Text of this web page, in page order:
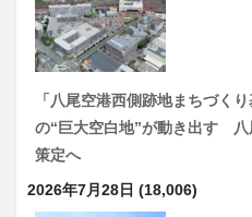
「八尾空港西側跡地まちづく
の“巨大空白地”が動き出す
策定へ
2026年7月28日 (18,006)